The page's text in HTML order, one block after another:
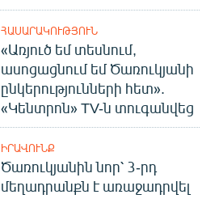
ՀԱՍԱՐԱԿՈՒԹՅՈՒՆ
«Առյուծ եմ տեսնում,
ասոցացնում եմ Ծառուկյանի
ընկերությունների հետ».
«Կենտրոն» TV-ն տուգանվեց
ԻՐԱՎՈՒՆՔ
Ծառուկյանին նոր՝ 3-րդ
մեղադրանքն է առաջադրվել